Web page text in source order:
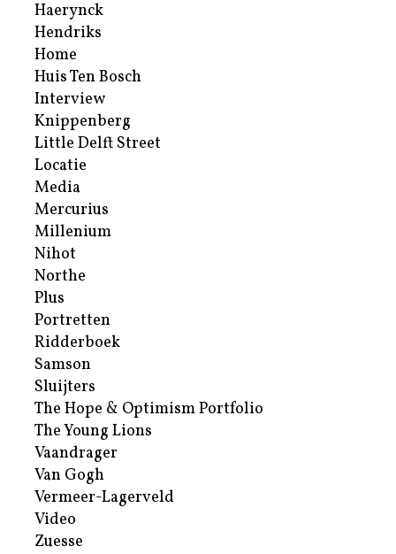
Haerynck
Hendriks
Home
Huis Ten Bosch
Interview
Knippenberg
Little Delft Street
Locatie
Media
Mercurius
Millenium
Nihot
Northe
Plus
Portretten
Ridderboek
Samson
Sluijters
The Hope & Optimism Portfolio
The Young Lions
Vaandrager
Van Gogh
Vermeer-Lagerveld
Video
Zuesse